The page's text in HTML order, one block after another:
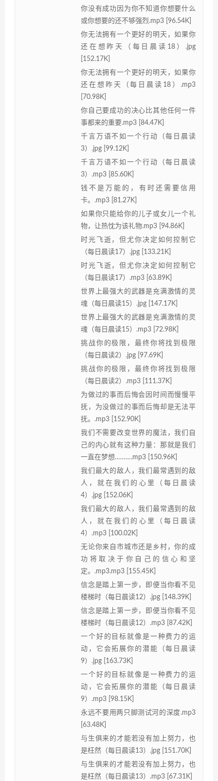
你没有成功因为你不知道你想要什么
或你想要的还不够强烈.mp3 [96.54K]
你无法拥有一个更好的明天，如果你
还在想昨天（每日晨读18）.jpg
[152.17K]
你无法拥有一个更好的明天，如果你
还在想昨天（每日晨读18）.mp3
[70.98K]
你自己要成功的决心比其他任何一件
事都来的重要.mp3 [84.47K]
千言万语不如一个行动（每日晨读
3）.jpg [99.12K]
千言万语不如一个行动（每日晨读
3）.mp3 [85.60K]
钱不是万能的，有时还需要信用
卡。.mp3 [81.27K]
如果你只能给你的儿子或女儿一个礼
物，让热忱为该礼物.mp3 [94.86K]
时光飞逝，但尤你决定如何控制它
（每日晨读17）.jpg [133.21K]
时光飞逝，但尤你决定如何控制它
（每日晨读17）.mp3 [63.89K]
世界上最强大的武器是充满激情的灵
魂（每日晨读15）.jpg [147.17K]
世界上最强大的武器是充满激情的灵
魂（每日晨读15）.mp3 [72.98K]
挑战你的极限，最终你将找到极限
（每日晨读2）.jpg [97.69K]
挑战你的极限，最终你将找到极限
（每日晨读2）.mp3 [111.37K]
为做过的事而后悔会因时间而慢慢平
抚，为没做过的事而后悔却是无法平
抚。.mp3 [152.90K]
我们不需要改变世界的魔法，我们自
己的内心就有这种力量：那就是我们
一直在梦想……….mp3 [150.96K]
我们最大的敌人，我们最常遇到的敌
人，就在我们的心里（每日晨读
4）.jpg [152.06K]
我们最大的敌人，我们最常遇到的敌
人，就在我们的心里（每日晨读
4）.mp3 [100.02K]
无论你来自市城市还是乡村，你的成
功将取决于你自己的信心和坚
定。.mp3.mp3 [155.45K]
信念是踏上第一步，即便当你看不见
楼梯时（每日晨读12）.jpg [148.39K]
信念是踏上第一步，即便当你看不见
楼梯时（每日晨读12）.mp3 [87.42K]
一个好的目标就像是一种费力的运
动，它会拓展你的潜能（每日晨读
9）.jpg [163.73K]
一个好的目标就像是一种费力的运
动，它会拓展你的潜能（每日晨读
9）.mp3 [98.15K]
永远不要用两只脚测试河的深度.mp3
[63.48K]
与生俱来的才能若没有加上努力，也
是枉然（每日晨读13）.jpg [151.70K]
与生俱来的才能若没有加上努力，也
是枉然（每日晨读13）.mp3 [67.31K]